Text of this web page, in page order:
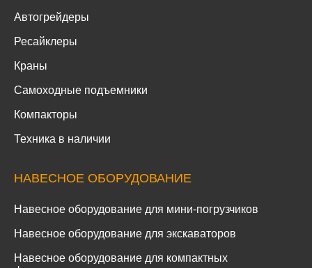
Автогрейдеры
Ресайклеры
Краны
Самоходные подъемники
Компакторы
Техника в наличии
НАВЕСНОЕ ОБОРУДОВАНИЕ
Навесное оборудование для мини-погрузчиков
Навесное оборудование для экскаваторов
Навесное оборудование для компактных